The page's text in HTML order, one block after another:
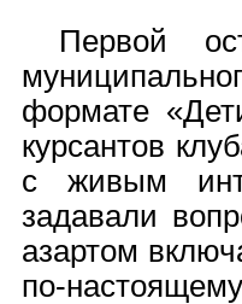
Первой
формате
курсантов
с живым
задавали
азартом
по-